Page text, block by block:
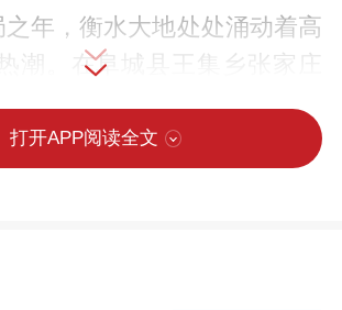
之年，衡水大地处处涌动着高
潮。在阜城县王集乡张家庄
现代化的蛋鸡养殖基地正悄
对传统养鸡业的认知。
而，6月3日，在阜城县圣荣
打开APP阅读全文